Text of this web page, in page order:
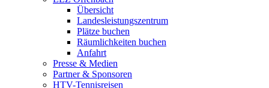
Übersicht
Landesleistungszentrum
Plätze buchen
Räumlichkeiten buchen
Anfahrt
Presse & Medien
Partner & Sponsoren
HTV-Tennisreisen